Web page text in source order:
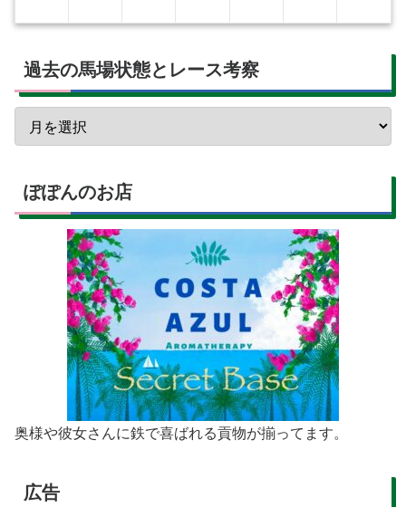
過去の馬場状態とレース考察
ぽぽんのお店
奥様や彼女さんに鉄で喜ばれる貢物が揃ってます。
広告